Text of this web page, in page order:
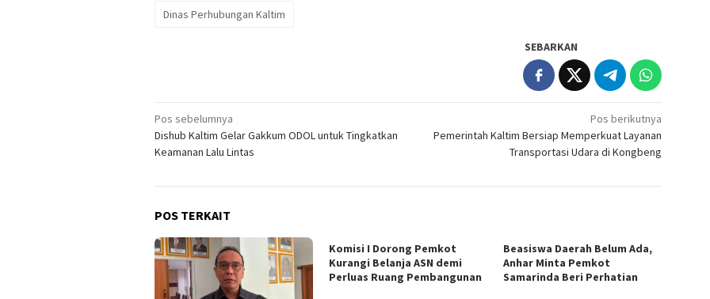
Dinas Perhubungan Kaltim
SEBARKAN
Navigasi
pos
Pos sebelumnya
Dishub Kaltim Gelar Gakkum ODOL untuk Tingkatkan
Keamanan Lalu Lintas
Pos berikutnya
Pemerintah Kaltim Bersiap Memperkuat Layanan
Transportasi Udara di Kongbeng
POS TERKAIT
Komisi I Dorong Pemkot
Kurangi Belanja ASN demi
Perluas Ruang Pembangunan
Beasiswa Daerah Belum Ada,
Anhar Minta Pemkot
Samarinda Beri Perhatian